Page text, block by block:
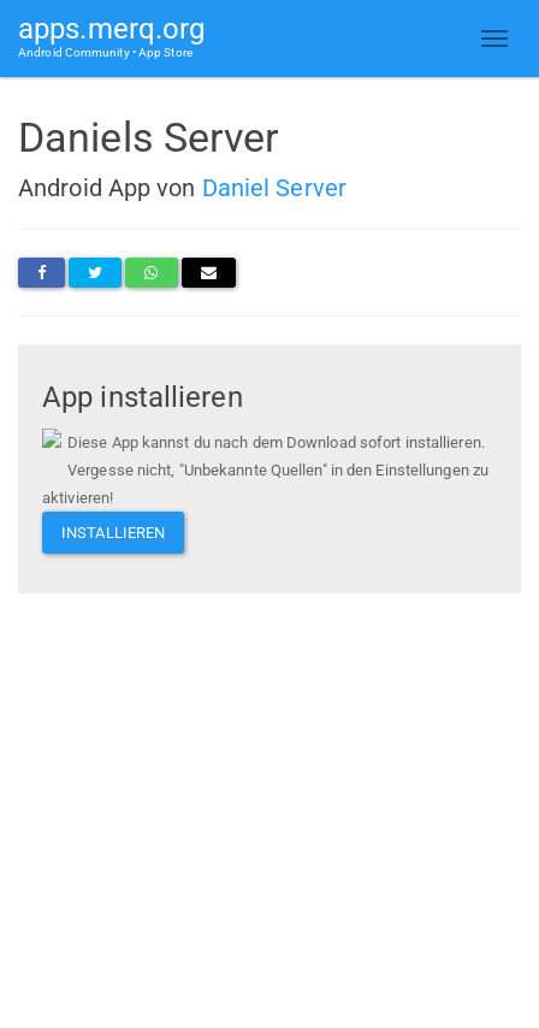
apps.merq.org
Android Community • App Store
Daniels Server
Android App von Daniel Server
App installieren
Diese App kannst du nach dem Download sofort installieren.
Vergesse nicht, "Unbekannte Quellen" in den Einstellungen zu
aktivieren!
INSTALLIEREN